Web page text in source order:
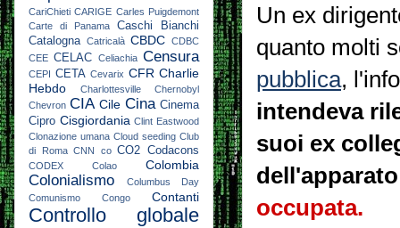
Un ex
quanto molti
pubblica,
intendeva
suoi ex
occupata.
CariChieti CARIGE Carles Puigdemont
Carte di Panama
Caschi Bianchi
Catalogna Catricalà CBDC CDBC
CEE CELAC Celiachia Censura
CEPI CETA Cevarix CFR Charlie
Hebdo
Charlottesville
Chernobyl
Chevron CIA Cile Cina Cinema
Cipro Cisgiordania Clint Eastwood
Clonazione umana Cloud seeding Club
di Roma CNN co CO2 Codacons
CODEX Colao Colombia
Colonialismo
Columbus Day
Comunismo
Congo Contanti
Controllo globale